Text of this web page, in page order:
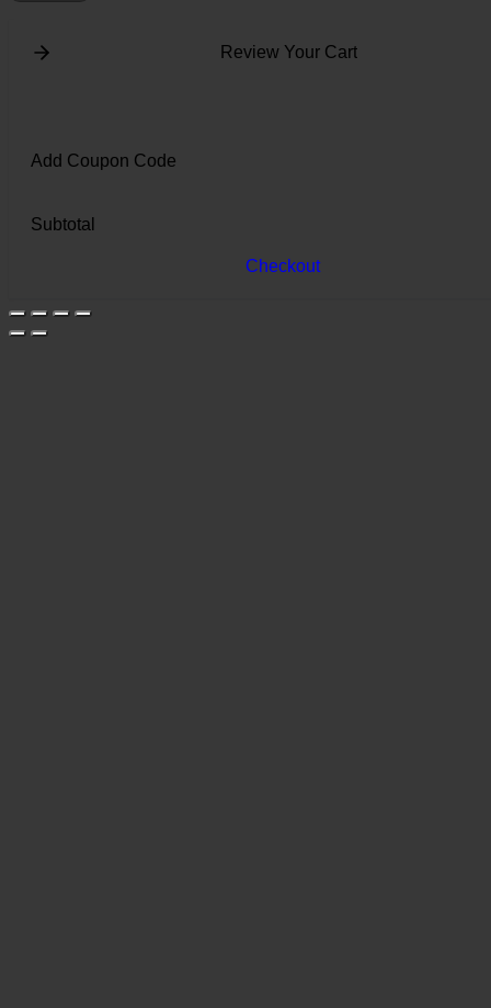
Review Your Cart
Add Coupon Code
Subtotal
Checkout